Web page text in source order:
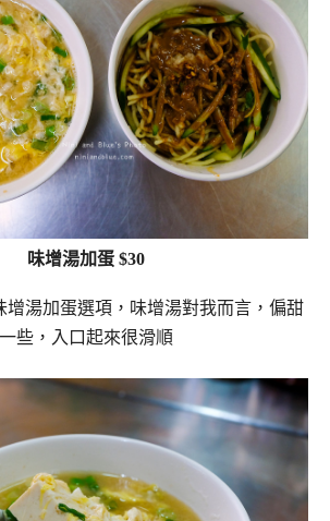
味增湯加蛋 $30
增湯加蛋選項，味增湯對我而言，偏甜
一些，入口起來很滑順